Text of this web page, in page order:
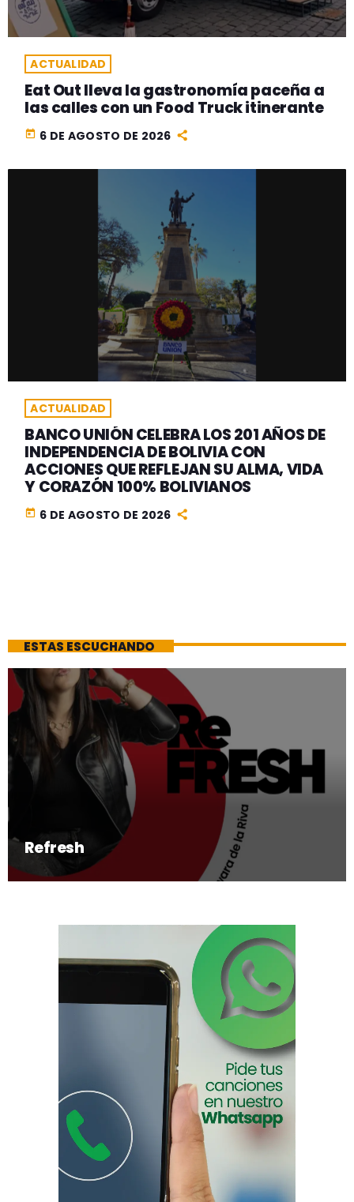
ACTUALIDAD
Eat Out lleva la gastronomía paceña a
las calles con un Food Truck itinerante
today 6 DE AGOSTO DE 2026
ACTUALIDAD
BANCO UNIÓN CELEBRA LOS 201 AÑOS DE
INDEPENDENCIA DE BOLIVIA CON
ACCIONES QUE REFLEJAN SU ALMA, VIDA
Y CORAZÓN 100% BOLIVIANOS
today 6 DE AGOSTO DE 2026
ESTAS ESCUCHANDO
Refresh